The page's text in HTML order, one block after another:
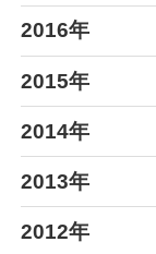
2016年
2015年
2014年
2013年
2012年